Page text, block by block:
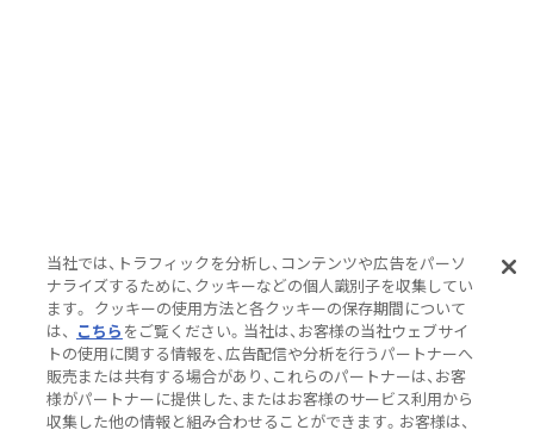
当社では、トラフィックを分析し、コンテンツや広告をパーソ
ナライズするために、クッキーなどの個人識別子を収集してい
ます。 クッキーの使用方法と各クッキーの保存期間について
は、
こちら をご覧ください。当社は、お客様の当社ウェブサイ
トの使用に関する情報を、広告配信や分析を行うパートナーへ
販売または共有する場合があり、これらのパートナーは、お客
様がパートナーに提供した、またはお客様のサービス利用から
収集した他の情報と組み合わせることができます。お客様は、